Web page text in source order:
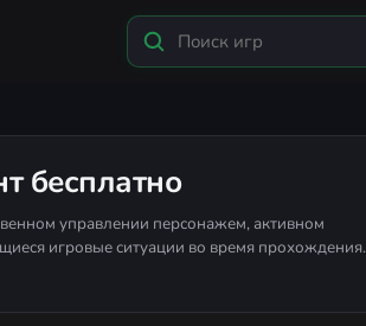
бесплатно
управлении персонажем, активном
игровые ситуации во время прохождения.